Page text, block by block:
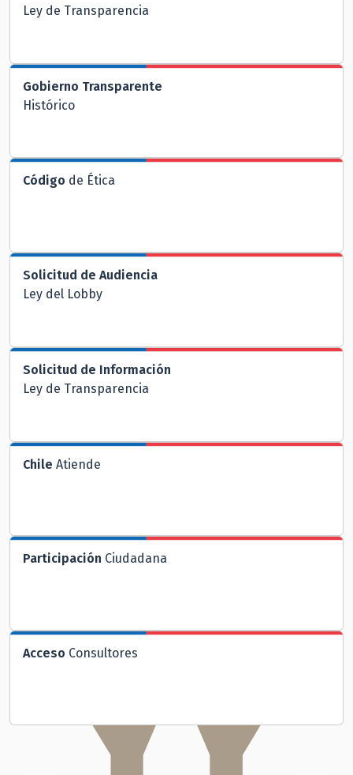
Ley de Transparencia
Gobierno Transparente
Histórico
Código de Ética
Solicitud de Audiencia
Ley del Lobby
Solicitud de Información
Ley de Transparencia
Chile Atiende
Participación Ciudadana
Acceso Consultores